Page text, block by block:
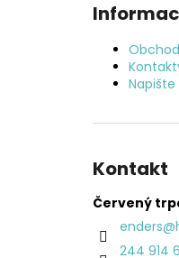
Kontakt
Červený
enders@
244 914